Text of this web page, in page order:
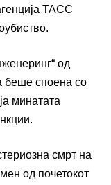
ТАСС
од
беше споена со
минатата
смрт на
од почетокот